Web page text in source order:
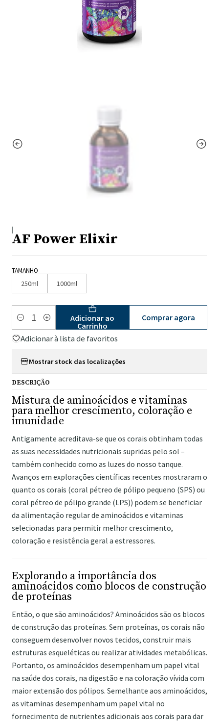
|
AF Power Elixir
TAMANHO
250ml 1000ml
Quantidade
Adicionar ao
Carrinho
Comprar agora
Adicionar à lista de favoritos
Mostrar stock das localizações
DESCRIÇÃO
Mistura de aminoácidos e vitaminas
para melhor crescimento, coloração e
imunidade
Antigamente acreditava-se que os corais obtinham todas
as suas necessidades nutricionais supridas pelo sol –
também conhecido como as luzes do nosso tanque.
Avanços em explorações científicas recentes mostraram o
quanto os corais (coral pétreo de pólipo pequeno (SPS) ou
coral pétreo de pólipo grande (LPS)) podem se beneficiar
da alimentação regular de aminoácidos e vitaminas
selecionadas para permitir melhor crescimento,
coloração e resistência geral a estressores.
Explorando a importância dos
aminoácidos como blocos de construção
de proteínas
Então, o que são aminoácidos? Aminoácidos são os blocos
de construção das proteínas. Sem proteínas, os corais não
conseguem desenvolver novos tecidos, construir mais
estruturas esqueléticas ou realizar atividades metabólicas.
Portanto, os aminoácidos desempenham um papel vital
na saúde dos corais, na digestão e na coloração vívida com
maior extensão dos pólipos. Semelhante aos aminoácidos,
as vitaminas desempenham um papel vital no
fornecimento de nutrientes adicionais aos corais para dar